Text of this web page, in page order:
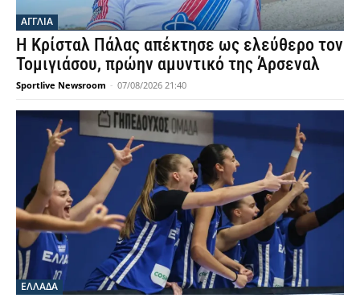
ΑΓΓΛΙΑ
Η Κρίσταλ Πάλας απέκτησε ως ελεύθερο τον
Τομιγιάσου, πρώην αμυντικό της Άρσεναλ
Sportlive Newsroom - 07/08/2026 21:40
ΕΛΛΑΔΑ